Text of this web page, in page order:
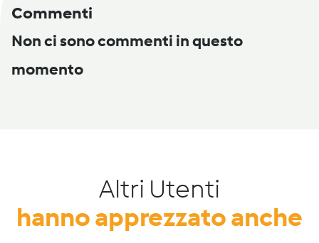
Commenti
Non ci sono commenti in questo
momento
Altri Utenti
hanno apprezzato anche